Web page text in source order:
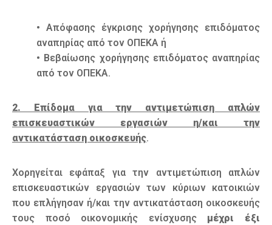
• Απόφασης έγκρισης χορήγησης επιδόματος
αναπηρίας από τον ΟΠΕΚΑ ή
• Βεβαίωσης χορήγησης επιδόματος αναπηρίας
από τον ΟΠΕΚΑ.
2. Επίδομα για την αντιμετώπιση απλών
επισκευαστικών εργασιών η/και την
αντικατάσταση οικοσκευής.
Χορηγείται εφάπαξ για την αντιμετώπιση απλών
επισκευαστικών εργασιών των κύριων κατοικιών
που επλήγησαν ή/και την αντικατάσταση οικοσκευής
τους ποσό οικονομικής ενίσχυσης μέχρι έξι